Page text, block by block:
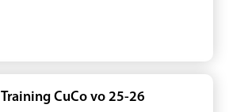
Training CuCo vo 25-26